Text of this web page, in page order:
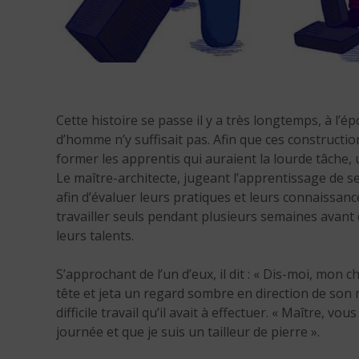
Cette histoire se passe il y a très longtemps, à
d’homme n’y suffisait pas. Afin que ces
former les apprentis qui auraient la lourde tâche,
Le maître-architecte, jugeant l’apprentissage de
afin d’évaluer leurs pratiques et leurs
travailler seuls pendant plusieurs semaines
leurs talents.
S’approchant de l’un d’eux, il dit : « Dis-moi, mon
tête et jeta un regard sombre en direction de
difficile travail qu’il avait à effectuer. « Maître,
journée et que je suis un tailleur de pierre ».